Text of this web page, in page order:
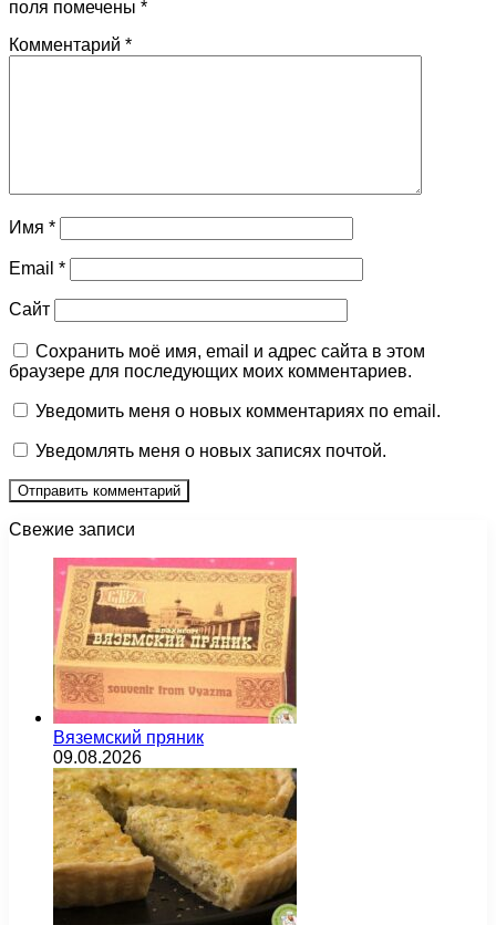
поля помечены *
Комментарий *
Имя *
Email *
Сайт
Сохранить моё имя, email и адрес сайта в этом
браузере для последующих моих комментариев.
Уведомить меня о новых комментариях по email.
Уведомлять меня о новых записях почтой.
Свежие записи
Вяземский пряник
09.08.2026